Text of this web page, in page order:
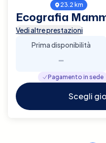
23.2 km
Ecografia
Vedi altre prestazioni
Prima disponibilità
-
Pagamento in sede
Scegli